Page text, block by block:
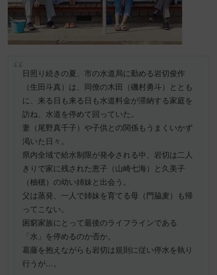
日照り続きの夏、市の水道局に勤める岩切俊作
（生田斗真）は、同僚の木田（磯村勇斗）ととも
に、来る日も来る日も水道料金が滞納する家庭を
訪ね、水道を停めて回っていた。
妻（尾野真千子）や子供との関係もうまくいかず
渇いた日々。
県内全域で給水制限が発令される中、岩切は二人
きりで家に残された恵子（山崎七海）と久美子
（柚穂）の幼い姉妹と出会う。
父は蒸発、一人で姉妹を育てる母（門脇麦）も帰
ってこない。
困窮家族にとって最後のライフラインである
「水」を停めるのか否か。
葛藤を抱えながらも岩切は規則に従い停水を執り
行うが…。